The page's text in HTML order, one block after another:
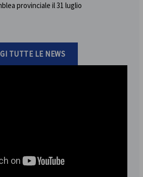
provinciale il 31 luglio
TUTTE LE NEWS